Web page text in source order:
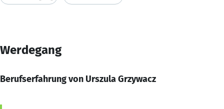
Werdegang
Berufserfahrung von Urszula Grzywacz